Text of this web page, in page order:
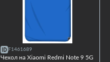
F1461689
Чехол на Xiaomi Redmi Note 9 5G